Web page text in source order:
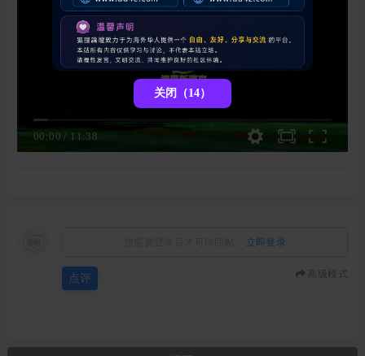
00:00 / 11:38
立即登录
点评 高级模式
关闭（13）